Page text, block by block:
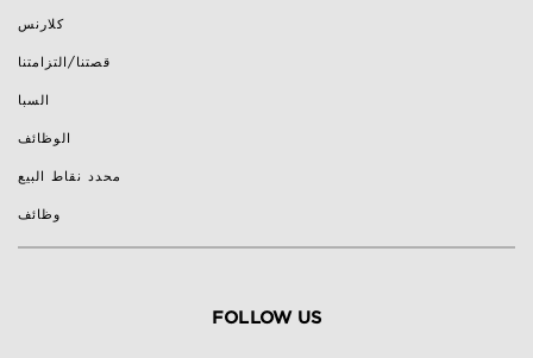
كلارنس
قصتنا/التزامتنا
السبا
الوظائف
محدد نقاط البيع
وظائف
FOLLOW US